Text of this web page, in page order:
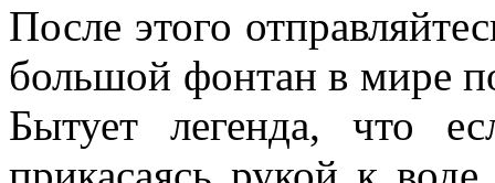
После этого
большой фонтан в мире
Бытует легенда, что